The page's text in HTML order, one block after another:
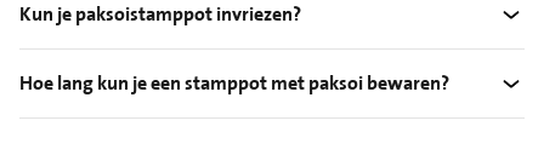
Kun je paksoistamppot invriezen?
Hoe lang kun je een stamppot met paksoi bewaren?